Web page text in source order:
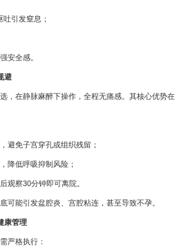
引发窒息；
安全感。
避
，在静脉麻醉下操作，全程无痛感。其核心优势在
避免子宫穿孔或组织残留；
降低呼吸抑制风险；
观察30分钟即可离院。
底可能引发盆腔炎、宫腔粘连，甚至导致不孕。
康管理
严格执行：